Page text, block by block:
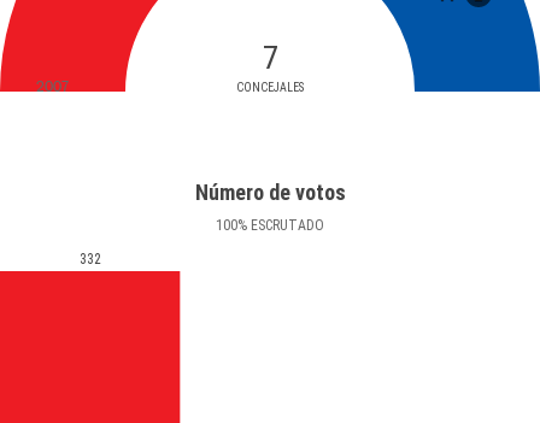
7
CONCEJALES
2007
Número de votos
100% ESCRUTADO
332